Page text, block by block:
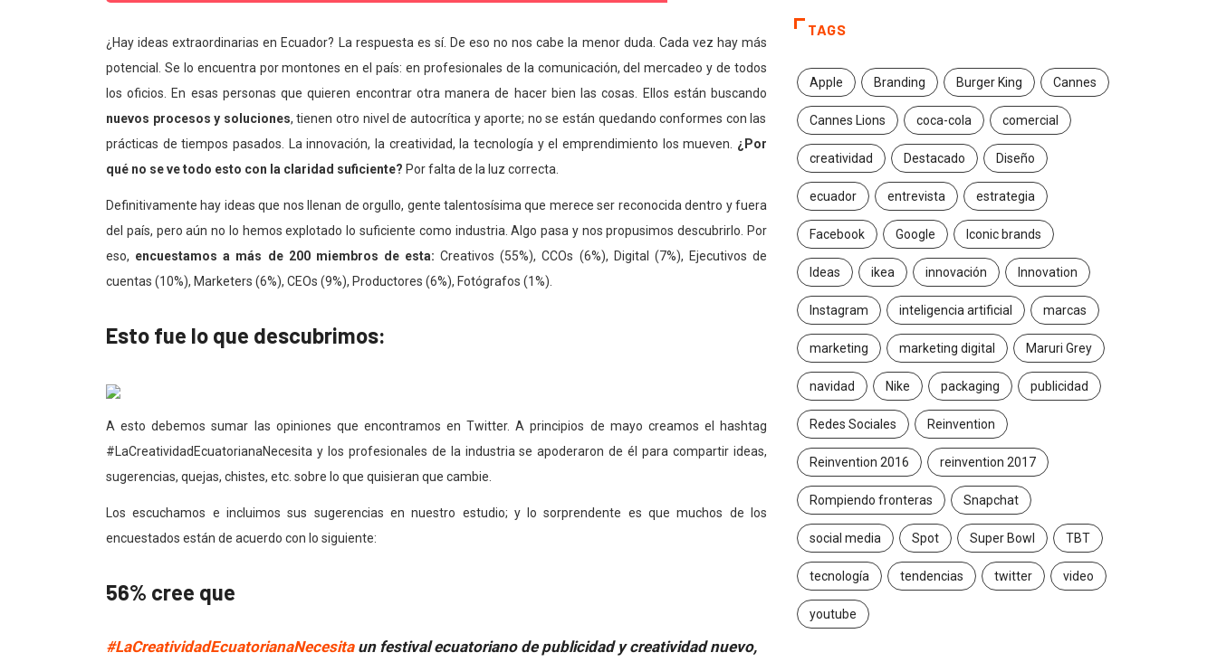
¿Hay ideas extraordinarias en Ecuador? La respuesta es sí. De eso no nos cabe la menor duda. Cada vez hay más
potencial. Se lo encuentra por montones en el país: en profesionales de la comunicación, del mercadeo y de todos
los oficios. En esas personas que quieren encontrar otra manera de hacer bien las cosas. Ellos están buscando
nuevos procesos y soluciones, tienen otro nivel de autocrítica y aporte; no se están quedando conformes con las
prácticas de tiempos pasados. La innovación, la creatividad, la tecnología y el emprendimiento los mueven. ¿Por
qué no se ve todo esto con la claridad suficiente? Por falta de la luz correcta.
Definitivamente hay ideas que nos llenan de orgullo, gente talentosísima que merece ser reconocida dentro y fuera
del país, pero aún no lo hemos explotado lo suficiente como industria. Algo pasa y nos propusimos descubrirlo. Por
eso, encuestamos a más de 200 miembros de esta: Creativos (55%), CCOs (6%), Digital (7%), Ejecutivos de
cuentas (10%), Marketers (6%), CEOs (9%), Productores (6%), Fotógrafos (1%).
Esto fue lo que descubrimos:
A esto debemos sumar las opiniones que encontramos en Twitter. A principios de mayo creamos el hashtag
#LaCreatividadEcuatorianaNecesita y los profesionales de la industria se apoderaron de él para compartir ideas,
sugerencias, quejas, chistes, etc. sobre lo que quisieran que cambie.
Los escuchamos e incluimos sus sugerencias en nuestro estudio; y lo sorprendente es que muchos de los
encuestados están de acuerdo con lo siguiente:
56% cree que
#LaCreatividadEcuatorianaNecesitaun festival ecuatoriano de publicidad y creatividad nuevo,
TAGS
Apple Branding Burger King Cannes
Cannes Lions coca-cola comercial
creatividad Destacado Diseño
ecuador entrevista estrategia
Facebook Google Iconic brands
Ideas ikea innovación Innovation
Instagram inteligencia artificial marcas
marketing marketing digital Maruri Grey
navidad Nike packaging publicidad
Redes Sociales Reinvention
Reinvention 2016 reinvention 2017
Rompiendo fronteras Snapchat
social media Spot Super Bowl TBT
tecnología tendencias twitter video
youtube